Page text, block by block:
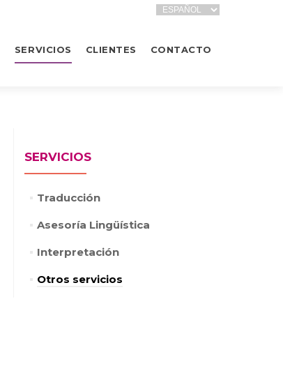
SERVICIOS CLIENTES CONTACTO
SERVICIOS
Traducción
Asesoría Lingüística
Interpretación
Otros servicios